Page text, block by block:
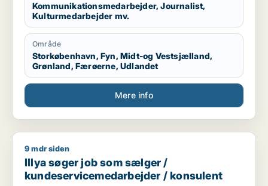
Kommunikationsmedarbejder, Journalist,
Kulturmedarbejder mv.
Område
Storkøbenhavn, Fyn, Midt-og Vestsjælland,
Grønland, Færøerne, Udlandet
Mere info
Illya søger job som sælger / kundeservicemedarbejder /
9 mdr siden
Illya søger job som sælger /
kundeservicemedarbejder / konsulent